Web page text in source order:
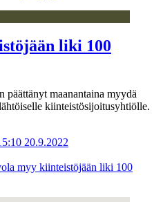
liki 100
maanantaina myydä
kiinteistösijoitusyhtiölle.
20.9.2022
myy kiinteistöjään liki 100